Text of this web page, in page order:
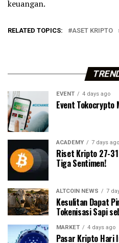
keuangan.
RELATED TOPICS: ASET KRIPTO
EVENT 4 days ago
Event Tokocrypto
ACADEMY 7 days ago
Riset Kripto 27-
Tiga Sentimen!
ALTCOIN NEWS 7
Kesulitan Dapat
Tokenisasi Sapi
MARKET 4 days ago
Pasar Kripto Hari